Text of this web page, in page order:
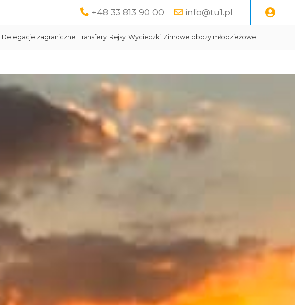
+48 33 813 90 00 info@tu1.pl
Delegacje zagraniczne Transfery Rejsy Wycieczki Zimowe obozy młodzieżowe